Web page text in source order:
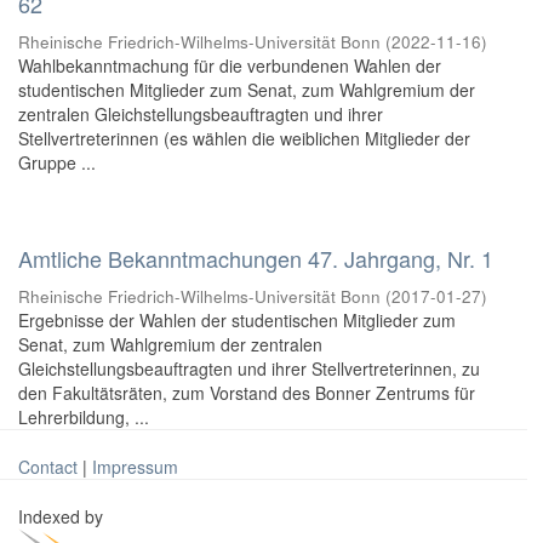
Rheinische Friedrich-Wilhelms-Universität Bonn (2022-11-16)
Wahlbekanntmachung für die verbundenen Wahlen der
studentischen Mitglieder zum Senat, zum Wahlgremium der
zentralen Gleichstellungsbeauftragten und ihrer
Stellvertreterinnen (es wählen die weiblichen Mitglieder der
Gruppe ...
Amtliche Bekanntmachungen 47. Jahrgang, Nr. 1
Rheinische Friedrich-Wilhelms-Universität Bonn (2017-01-27)
Ergebnisse der Wahlen der studentischen Mitglieder zum
Senat, zum Wahlgremium der zentralen
Gleichstellungsbeauftragten und ihrer Stellvertreterinnen, zu
den Fakultätsräten, zum Vorstand des Bonner Zentrums für
Lehrerbildung, ...
Contact | Impressum
Indexed by